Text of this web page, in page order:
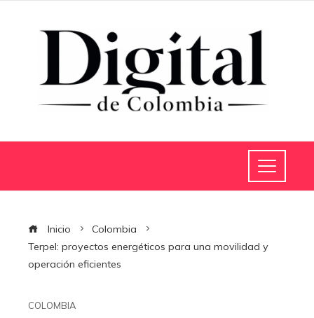
Inicio
Colombia
Terpel: proyectos energéticos para una movilidad y
operación eficientes
COLOMBIA